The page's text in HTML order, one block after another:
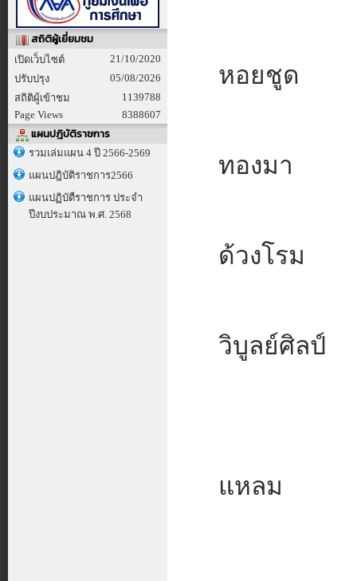
สถิติผู้เยี่ยมชม
เปิดเว็บไซต์
21/10/2020
ปรับปรุง
05/08/2026
สถิติผู้เข้าชม
1139788
Page Views
8388607
แผนปฎิบัติราชการ
รวมเล่มแผน 4 ปี 2566-2569
แผนปฎิบัติราชการ2566
แผนปฏิบัตืราชการ ประจำ
ปีงบประมาณ พ.ศ. 2568
หอยชูด
ทองมา
ด้วงโรม
วิบูลย์ศิลป์
แหลม